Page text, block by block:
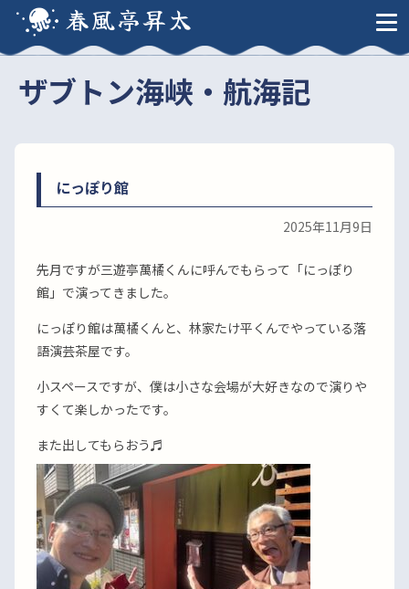
春風亭昇太
ザブトン海峡・航海記
にっぽり館
2025年11月9日
先月ですが三遊亭萬橘くんに呼んでもらって「にっぽり
館」で演ってきました。
にっぽり館は萬橘くんと、林家たけ平くんでやっている落
語演芸茶屋です。
小スペースですが、僕は小さな会場が大好きなので演りや
すくて楽しかったです。
また出してもらおう♬